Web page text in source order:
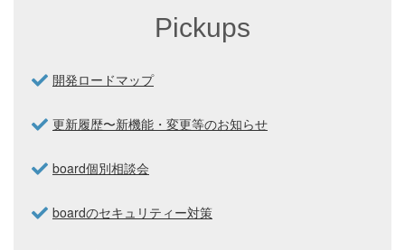
Pickups
開発ロードマップ
更新履歴〜新機能・変更等のお知らせ
board個別相談会
boardのセキュリティー対策